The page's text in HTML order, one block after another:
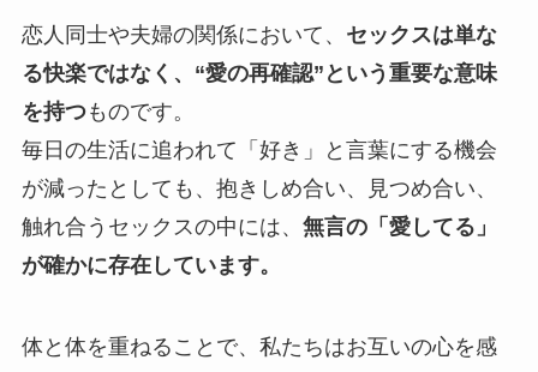
恋人同士や夫婦の関係において、 セックスは単な
る快楽ではなく、“愛の再確認”という重要な意味
を持つものです。
毎日の生活に追われて「好き」と言葉にする機会
が減ったとしても、抱きしめ合い、見つめ合い、
触れ合うセックスの中には、 無言の「愛してる」
が確かに存在しています。
体と体を重ねることで、私たちはお互いの心を感